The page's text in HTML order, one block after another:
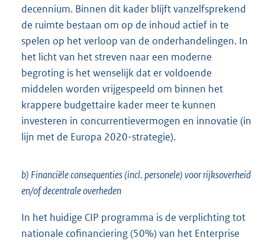
decennium. Binnen dit kader blijft vanzelfsprekend
de ruimte bestaan om op de inhoud actief in te
spelen op het verloop van de onderhandelingen. In
het licht van het streven naar een moderne
begroting is het wenselijk dat er voldoende
middelen worden vrijgespeeld om binnen het
krappere budgettaire kader meer te kunnen
investeren in concurrentievermogen en innovatie (in
lijn met de Europa 2020-strategie).
b) Financiële consequenties (incl. personele) voor rijksoverheid
en/of decentrale overheden
In het huidige CIP programma is de verplichting tot
nationale cofinanciering (50%) van het Enterprise